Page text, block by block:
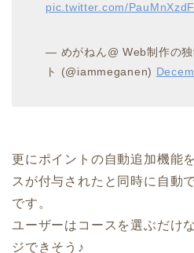
pic.twitter.com/
— めがねん@ Web制作の独
ト (@iammeganen)
更にポイントの自動追加機能
スが付与されたと同時に自動
です。
ユーザーはコースを選ぶだけ
ジできそう♪